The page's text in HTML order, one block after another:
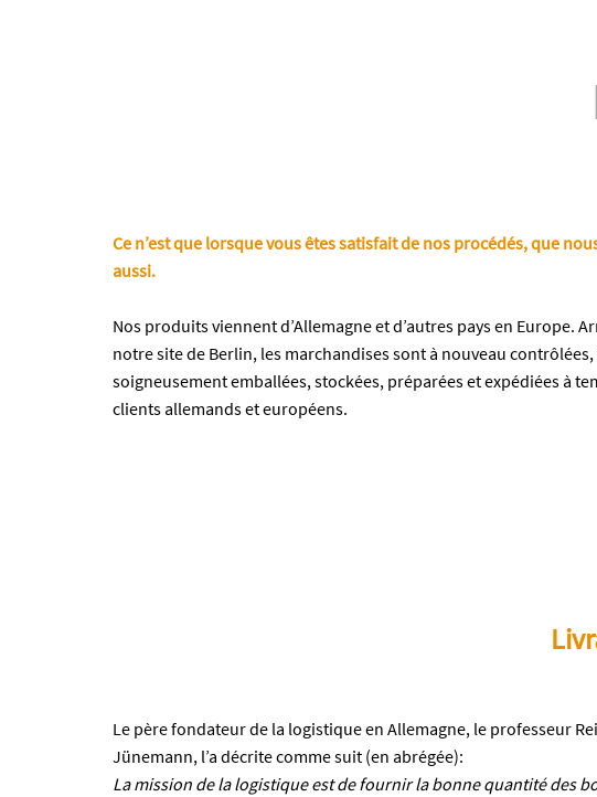
Ce n’est que lorsque vous êtes satisfait de nos procédés, que
aussi.
Nos produits viennent d’Allemagne et d’autres pays en Europe.
notre site de Berlin, les marchandises sont à nouveau
soigneusement emballées, stockées, préparées et expédiées à
clients allemands et européens.
Le père fondateur de la logistique en Allemagne, le professeur
Jünemann, l’a décrite comme suit (en abrégée):
La mission de la logistique est de fournir la bonne quantité des